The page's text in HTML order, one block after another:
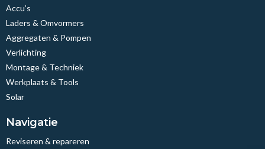
Accu’s
Laders & Omvormers
Aggregaten & Pompen
Verlichting
Montage & Techniek
Werkplaats & Tools
Solar
Navigatie
Reviseren & repareren